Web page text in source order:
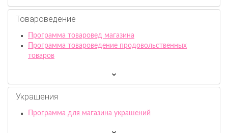
Товароведение
Программа товаровед магазина
Программа товароведение продовольственных
товаров
Украшения
Программа для магазина украшений